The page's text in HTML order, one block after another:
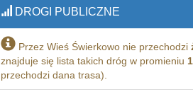
DROGI PUBLICZNE
Przez Wieś Świerkowo nie przechodzi
znajduje się lista takich dróg w promieniu
przechodzi dana trasa).